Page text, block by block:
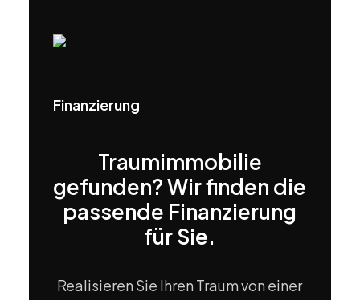
Finanzierung
Traumimmobilie
gefunden? Wir finden die
passende Finanzierung
für Sie.
Realisieren Sie Ihren Traum von einer